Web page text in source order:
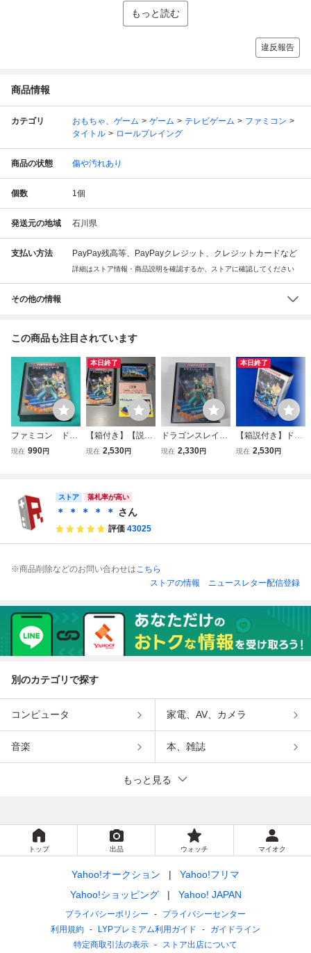
もっと読む
違反報告
商品情報
カテゴリ おもちゃ、ゲーム ゲーム テレビゲーム
ファミコン
タイトル
ロールプレイング
商品の状態 傷や汚れあり
個数 1個
発送元の地域 石川県
支払い方法 PayPay残高等、PayPayクレジット、クレジットカードなど
詳細はストア情報・商品説明を確認するか、ストアに確認してください
その他の情報
この商品も注目されています
ファミコン ドラ
ゴンスレイヤーⅥ
現在 990円
本日終了
【箱付き】【説明
書付き】 ドラゴン
ン ナムコ
現在 2,530円
ドラゴンスレイヤ
ー4 ファミコンソ
現在 2,330円
本日終了
【箱説付き】ドラ
ゴンスレイヤー4
現在 2,530円
ストア 落札率が高い
＊ ＊ ＊ ＊ ＊ さん
評価 43025
※商品削除などのお問い合わせはこちら
ストアの情報
ニュースレター配信登録
別のカテゴリで探す
コンピュータ 家電、AV、カメラ
音楽 本、雑誌
もっと見る
トップ 出品 ウォッチ マイオク
Yahoo!オークション
Yahoo!フリマ
Yahoo!ショッピング
Yahoo! JAPAN
プライバシーポリシー
プライバシーセンター
利用規約
LYPプレミアム利用ガイド
ガイドライン
特定商取引法の表示
ストア出店について